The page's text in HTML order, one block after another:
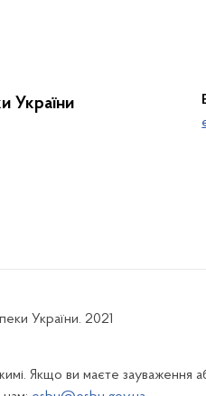
України
України. 2021
Якщо ви маєте зауваження